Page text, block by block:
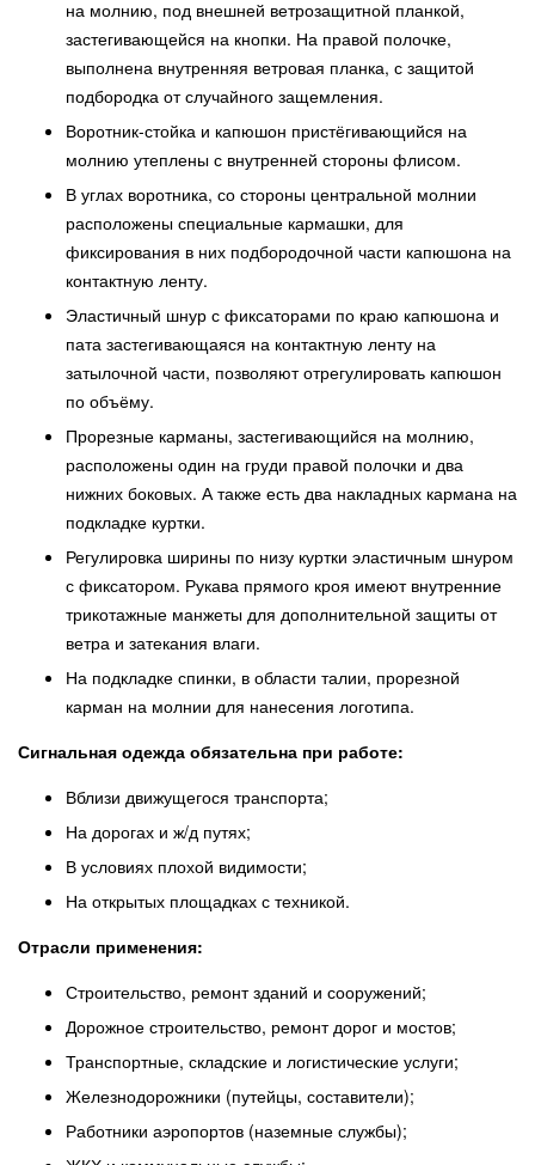
на молнию, под внешней ветрозащитной планкой,
застегивающейся на кнопки. На правой полочке,
выполнена внутренняя ветровая планка, с защитой
подбородка от случайного защемления.
Воротник-стойка и капюшон пристёгивающийся на
молнию утеплены с внутренней стороны флисом.
В углах воротника, со стороны центральной молнии
расположены специальные кармашки, для
фиксирования в них подбородочной части капюшона на
контактную ленту.
Эластичный шнур с фиксаторами по краю капюшона и
пата застегивающаяся на контактную ленту на
затылочной части, позволяют отрегулировать капюшон
по объёму.
Прорезные карманы, застегивающийся на молнию,
расположены один на груди правой полочки и два
нижних боковых. А также есть два накладных кармана на
подкладке куртки.
Регулировка ширины по низу куртки эластичным шнуром
с фиксатором. Рукава прямого кроя имеют внутренние
трикотажные манжеты для дополнительной защиты от
ветра и затекания влаги.
На подкладке спинки, в области талии, прорезной
карман на молнии для нанесения логотипа.
Сигнальная одежда обязательна при работе:
Вблизи движущегося транспорта;
На дорогах и ж/д путях;
В условиях плохой видимости;
На открытых площадках с техникой.
Отрасли применения:
Строительство, ремонт зданий и сооружений;
Дорожное строительство, ремонт дорог и мостов;
Транспортные, складские и логистические услуги;
Железнодорожники (путейцы, составители);
Работники аэропортов (наземные службы);